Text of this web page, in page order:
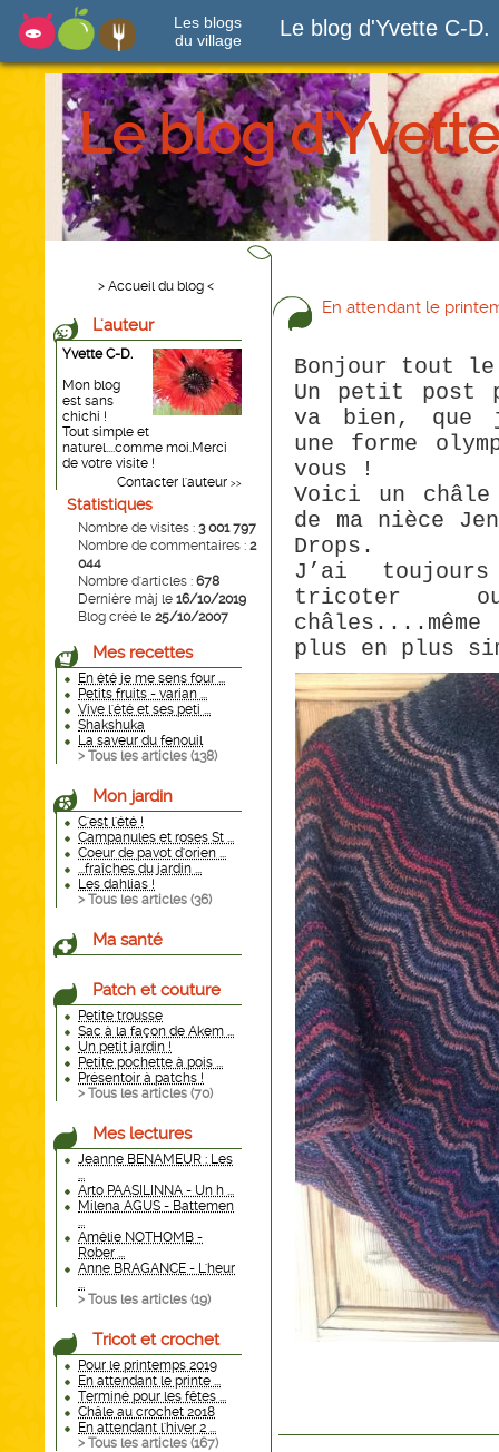
Les blogs
du village
Le blog d'Yvette C-D.
Le blog
> Accueil du blog <
L'auteur
Yvette C-D.
Mon blog
est sans
chichi !
Tout simple et
naturel....comme moi.Merci
de votre visite !
Contacter l'auteur >>
Statistiques
Nombre de visites : 3 001 797
Nombre de commentaires : 2
044
Nombre d'articles : 678
Dernière màj le 16/10/2019
Blog créé le 25/10/2007
Mes recettes
En été je me sens four ...
Petits fruits - varian ...
Vive l'été et ses peti ...
Shakshuka
La saveur du fenouil
> Tous les articles (138)
Mon jardin
C'est l'été !
Campanules et roses St ...
Coeur de pavot d'orien ...
...fraîches du jardin ...
Les dahlias !
> Tous les articles (36)
Ma santé
Patch et couture
Petite trousse
Sac à la façon de Akem ...
Un petit jardin !
Petite pochette à pois ...
Présentoir à patchs !
> Tous les articles (70)
Mes lectures
Jeanne BENAMEUR : Les
...
Arto PAASILINNA - Un h ...
Milena AGUS - Battemen
...
Amélie NOTHOMB -
Rober ...
Anne BRAGANCE - L'heur
...
> Tous les articles (19)
Tricot et crochet
Pour le printemps 2019
En attendant le printe ...
Terminé pour les fêtes ...
Châle au crochet 2018
En attendant l'hiver 2 ...
> Tous les articles (167)
En attendant le
Bonjour tout
Un petit post
va bien, que
une forme
vous !
Voici un
de ma nièce
Drops.
J’ai
tricoter
plus en plus